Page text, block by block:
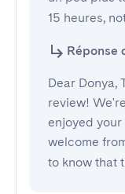
15 heures,
Réponse
Dear Donya,
review!
enjoyed
welcome
to know that